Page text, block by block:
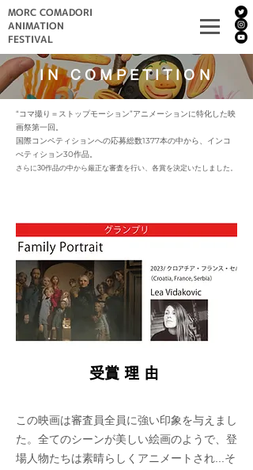
MORC COMADORI
ANIMATION
FESTIVAL
IN COMPETITION
“コマ撮り＝ストップモーション”アニメーションに特化した映
画祭第一回。
国際コンペティションへの応募総数1377本の中から、インコ
ぺティション30作品。
​さらに30作品の中から厳正な審査を行い、各賞を決定いたしました。
​受賞理由
この映画は審査員全員に強い印象を与えまし
た。全てのシーンが美しい絵画のようで、登
場人物たちは素晴らしくアニメートされ...そ